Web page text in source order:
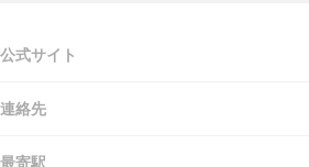
公式サイト
連絡先
最寄駅